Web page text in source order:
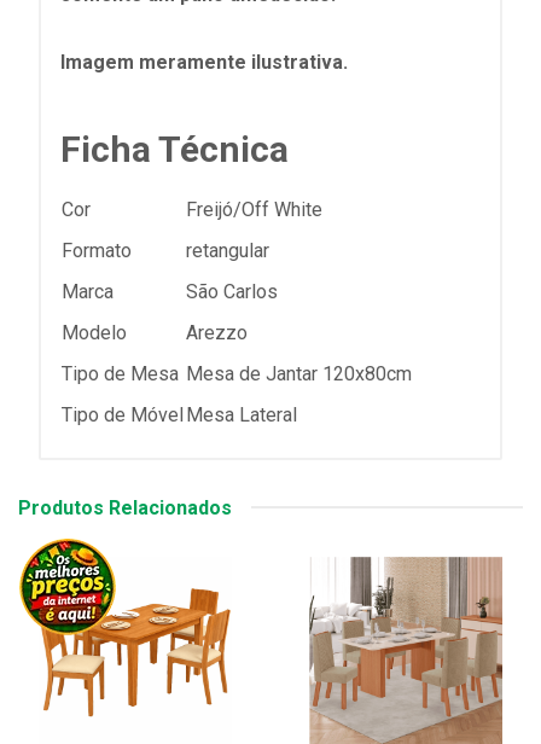
Imagem meramente ilustrativa.
Ficha Técnica
Cor
Freijó/Off White
Formato
retangular
Marca
São Carlos
Modelo
Arezzo
Tipo de Mesa Mesa de Jantar 120x80cm
Tipo de Móvel Mesa Lateral
Produtos Relacionados